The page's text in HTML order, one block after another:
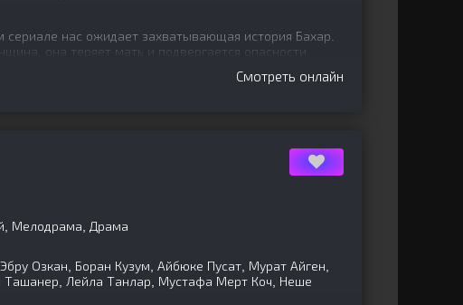
сериале нас ожидает захватывающая история Бахар.
она теряет мать и подвергается опасности.
Бахар
Смотреть онлайн
Мелодрама, Драма
Озкан, Боран Кузум, Айбюке Пусат, Мурат Айген,
Ташанер, Лейла Танлар, Мустафа Мерт Коч, Неше